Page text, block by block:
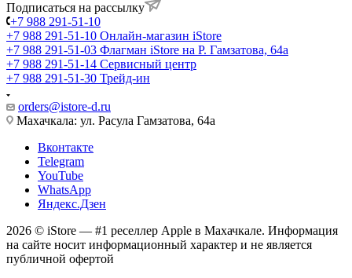
Подписаться на рассылку
+7 988 291-51-10
+7 988 291-51-10 Онлайн-магазин iStore
+7 988 291-51-03 Флагман iStore на Р. Гамзатова, 64а
+7 988 291-51-14 Сервисный центр
+7 988 291-51-30 Трейд-ин
orders@istore-d.ru
Махачкала: ул. Расула Гамзатова, 64а
Вконтакте
Telegram
YouTube
WhatsApp
Яндекс.Дзен
2026 © iStore — #1 реселлер Apple в Махачкале. Информация
на сайте носит информационный характер и не является
публичной офертой